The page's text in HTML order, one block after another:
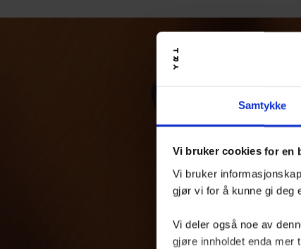
Samtykke
Vi bruker cookies for en
Vi bruker
gjør vi for å kunne gi deg
Vi deler også noe av
gjøre innholdet enda mer